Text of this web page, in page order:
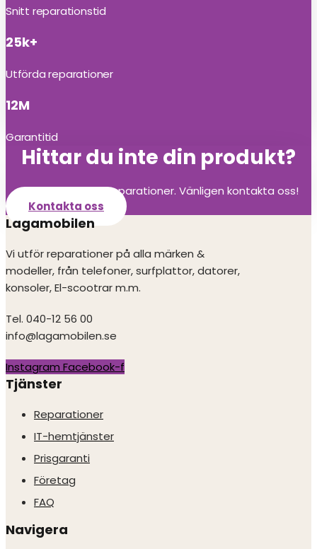
Snitt reparationstid
25k+
Utförda reparationer
12M
Garantitid
Hittar du inte din produkt?
Vi utför alla olika reparationer. Vänligen kontakta oss!
Kontakta oss
Lagamobilen
Vi utför reparationer på alla märken &
modeller, från telefoner, surfplattor, datorer,
konsoler, El-scootrar m.m.
Tel. 040-12 56 00
info@lagamobilen.se
Instagram Facebook-f
Tjänster
Reparationer
IT-hemtjänster
Prisgaranti
Företag
FAQ
Navigera